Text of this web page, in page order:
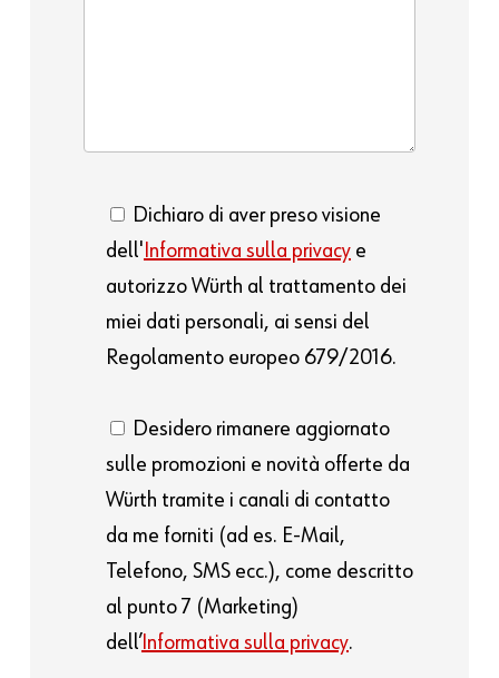
Dichiaro di aver preso visione
dell' Informativa sulla privacye
autorizzo Würth al trattamento dei
miei dati personali, ai sensi del
Regolamento europeo 679/2016.
Desidero rimanere aggiornato
sulle promozioni e novità offerte da
Würth tramite i canali di contatto
da me forniti (ad es. E-Mail,
Telefono, SMS ecc.), come descritto
al punto 7 (Marketing)
dell’Informativa sulla privacy.